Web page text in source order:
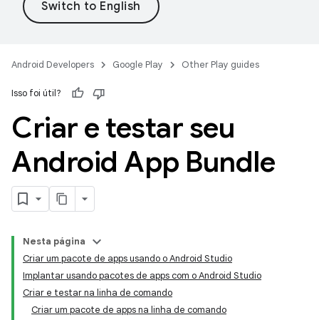
Android Developers Google Play Other Play guides
Isso foi útil?
Criar e testar seu
Android App Bundle
Nesta página
Criar um pacote de apps usando o Android Studio
Implantar usando pacotes de apps com o Android Studio
Criar e testar na linha de comando
Criar um pacote de apps na linha de comando